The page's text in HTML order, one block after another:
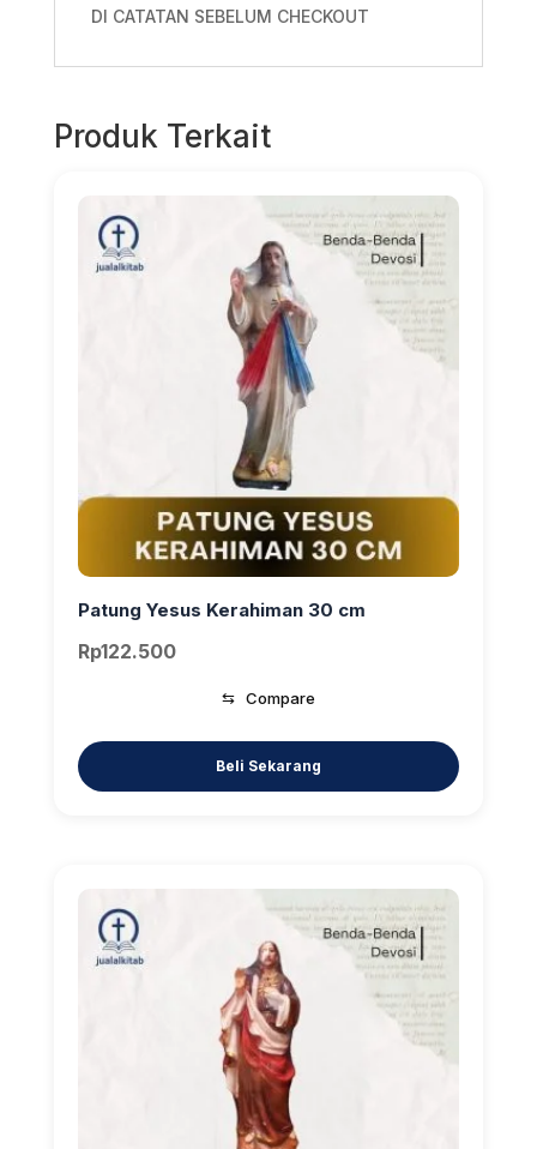
DI CATATAN SEBELUM CHECKOUT
Produk Terkait
Patung Yesus Kerahiman 30 cm
Rp122.500
⇆ Compare